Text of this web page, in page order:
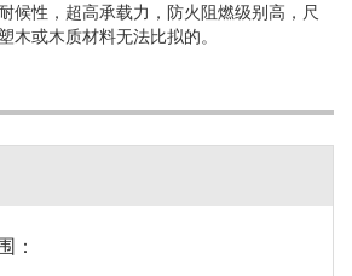
候性，超高承载力，防火阻燃级别高，尺
木或木质材料无法比拟的。
：